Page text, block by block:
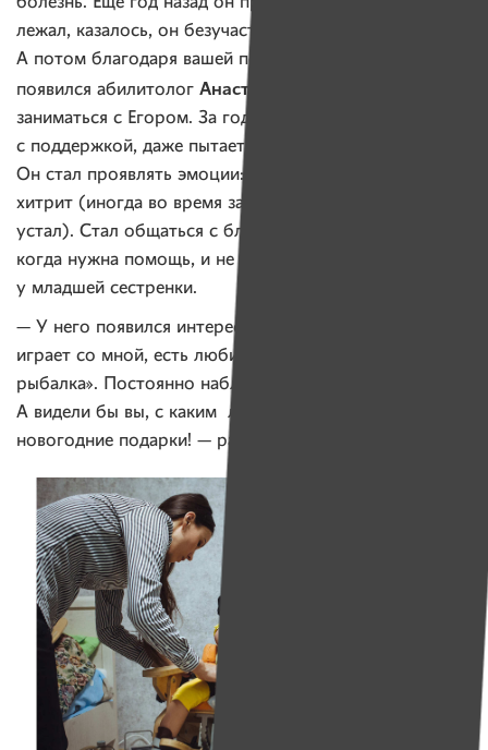
лежал, казалось, он безучастен к внешнему миру.
А потом благодаря вашей поддержке в Бресте
появился абилитолог Анастасия
заниматься с Егором. За год мальчик научился стоять
с поддержкой, даже пытается держать равновесие.
Он стал проявлять эмоции: радуется, грустит и даже
хитрит (иногда во время занятия притворяется, что
устал). Стал общаться с близкими: машет рукой маме,
когда нужна помощь, и не раз уже отбирал игрушки
у младшей сестренки.
— У него появился интерес к жизни! С радостью
играет со мной, есть любимая игра — «Магнитная
рыбалка». Постоянно наблюдает за окружающими.
А видели бы вы, с каким любопытством он открывал
новогодние подарки! — радуется мама Егора.